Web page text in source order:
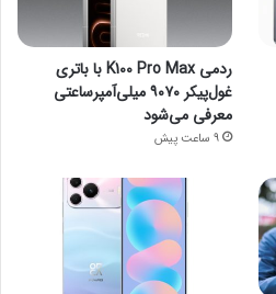
ردمی K100 Pro Max با باتری
غول‌پیکر ۹۰۷۰ میلی‌آمپرساعتی
معرفی می‌شود
9 ساعت پیش